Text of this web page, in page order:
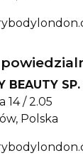
BEAUTY
14 / 2.05
Polska